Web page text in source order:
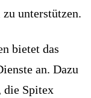
unterstützen.
bietet das
an. Dazu
die Spitex